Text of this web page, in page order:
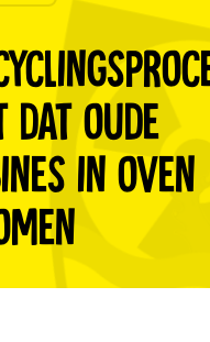
oude
in oven